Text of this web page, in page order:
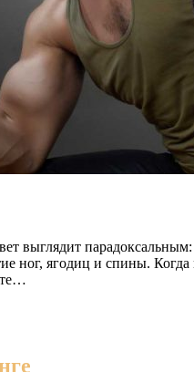
выглядит
ног, ягодиц и спины.